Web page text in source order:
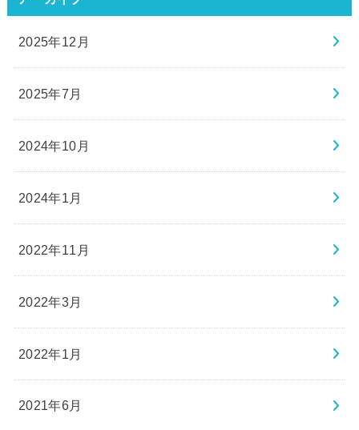
2025年12月
2025年7月
2024年10月
2024年1月
2022年11月
2022年3月
2022年1月
2021年6月